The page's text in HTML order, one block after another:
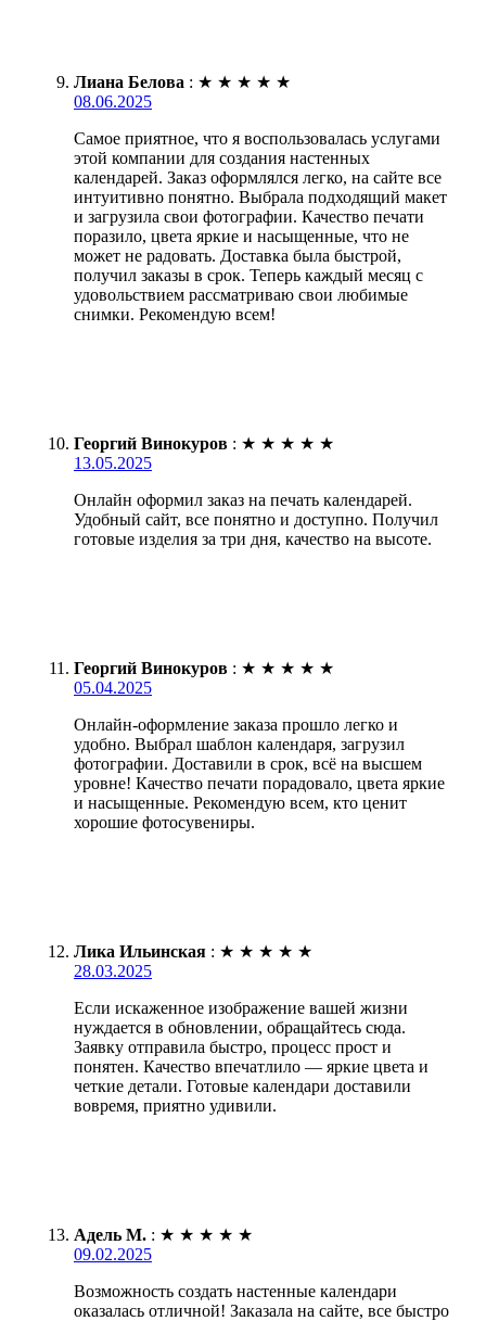
Лиана Белова : ★ ★ ★ ★ ★
08.06.2025
Самое приятное, что я воспользовалась услугами
этой компании для создания настенных
календарей. Заказ оформлялся легко, на сайте все
интуитивно понятно. Выбрала подходящий макет
и загрузила свои фотографии. Качество печати
поразило, цвета яркие и насыщенные, что не
может не радовать. Доставка была быстрой,
получил заказы в срок. Теперь каждый месяц с
удовольствием рассматриваю свои любимые
снимки. Рекомендую всем!
Георгий Винокуров : ★ ★ ★ ★ ★
13.05.2025
Онлайн оформил заказ на печать календарей.
Удобный сайт, все понятно и доступно. Получил
готовые изделия за три дня, качество на высоте.
Георгий Винокуров : ★ ★ ★ ★ ★
05.04.2025
Онлайн-оформление заказа прошло легко и
удобно. Выбрал шаблон календаря, загрузил
фотографии. Доставили в срок, всё на высшем
уровне! Качество печати порадовало, цвета яркие
и насыщенные. Рекомендую всем, кто ценит
хорошие фотосувениры.
Лика Ильинская : ★ ★ ★ ★ ★
28.03.2025
Если искаженное изображение вашей жизни
нуждается в обновлении, обращайтесь сюда.
Заявку отправила быстро, процесс прост и
понятен. Качество впечатлило — яркие цвета и
четкие детали. Готовые календари доставили
вовремя, приятно удивили.
Адель М. : ★ ★ ★ ★ ★
09.02.2025
Возможность создать настенные календари
оказалась отличной! Заказала на сайте, все быстро